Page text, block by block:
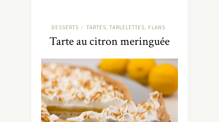
DESSERTS / TARTES, TARLELETTES, FLANS
Tarte au citron meringuée